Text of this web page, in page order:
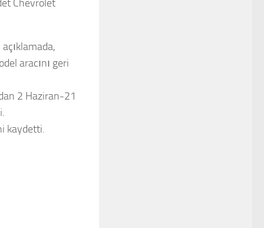
Chevrolet
aracını geri
2 Haziran-21
kaydetti.